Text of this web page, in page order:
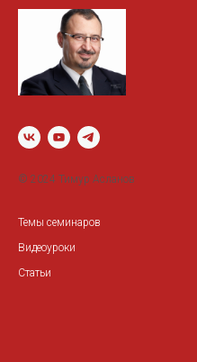
© 2024 Тимур Асланов
Темы семинаров
Видеоуроки
Статьи